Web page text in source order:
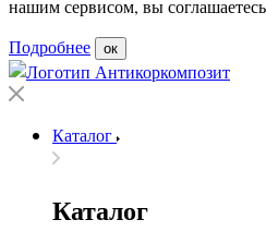
нашим сервисом, вы
Подробнее
ок
Каталог
Каталог